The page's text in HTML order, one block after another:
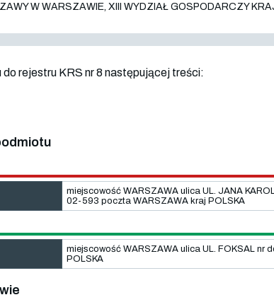
W WARSZAWIE, XIII WYDZIAŁ GOSPODARCZY
rejestru KRS nr 8 następującej treści:
miejscowość WARSZAWA ulica UL. JANA
02-593 poczta WARSZAWA kraj POLSKA
miejscowość WARSZAWA ulica UL. FOKSAL
POLSKA